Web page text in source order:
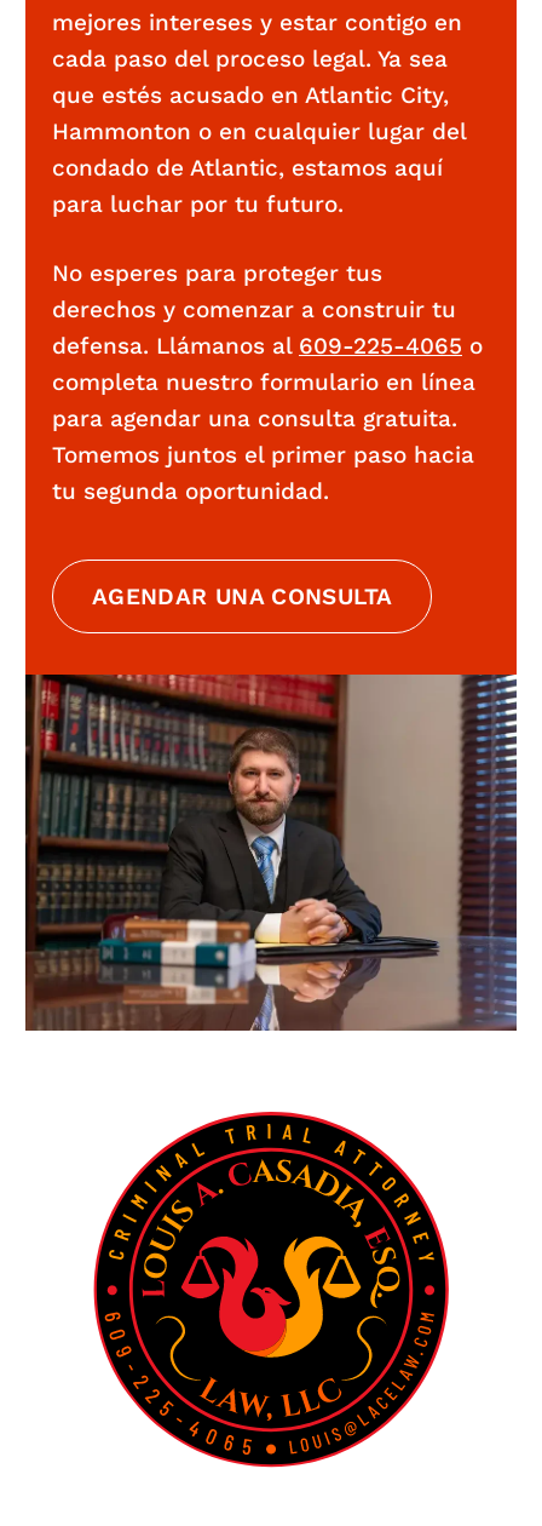
mejores intereses y estar contigo en
cada paso del proceso legal. Ya sea
que estés acusado en Atlantic City,
Hammonton o en cualquier lugar del
condado de Atlantic, estamos aquí
para luchar por tu futuro.
No esperes para proteger tus
derechos y comenzar a construir tu
defensa. Llámanos al 609-225-4065 o
completa nuestro formulario en línea
para agendar una consulta gratuita.
Tomemos juntos el primer paso hacia
tu segunda oportunidad.
AGENDAR UNA CONSULTA